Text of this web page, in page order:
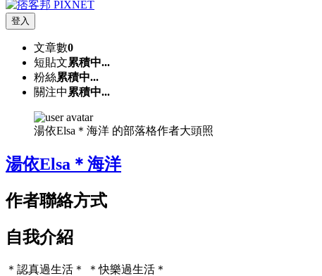
登入
文章數0
短貼文累積中...
粉絲累積中...
關注中 累積中...
湯依Elsa＊海洋 的部落格作者大頭照
湯依Elsa＊海洋
作者聯絡方式
自我介紹
＊認真過生活＊ ＊快樂過生活＊